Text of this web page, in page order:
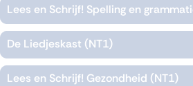
Lees en Schrijf! Spelling en
De Liedjeskast (NT1)
Lees en Schrijf! Gezondheid (NT1)